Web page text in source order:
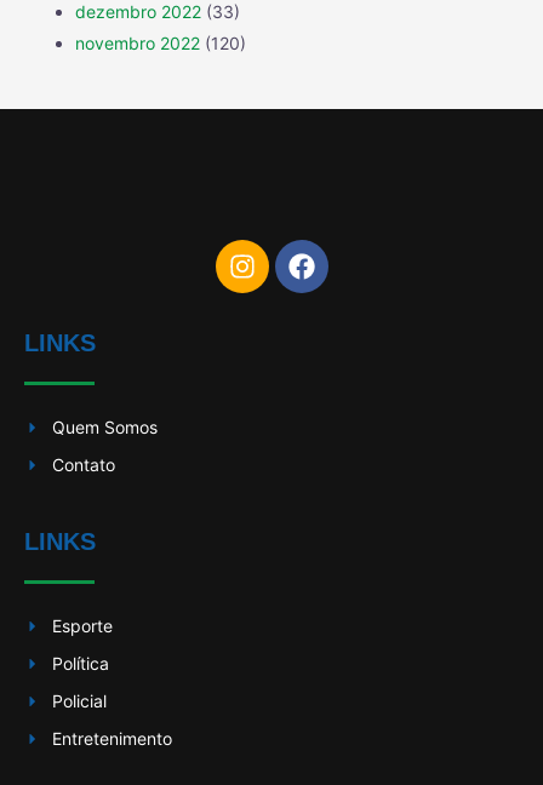
dezembro 2022 (33)
novembro 2022 (120)
LINKS
Quem Somos
Contato
LINKS
Esporte
Política
Policial
Entretenimento